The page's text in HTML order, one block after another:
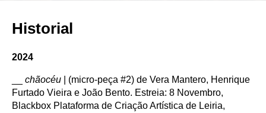
Historial
2024
chãocéu
| (micro-peça #2) de Vera Mantero, Henrique
Furtado Vieira e João Bento. Estreia: 8 Novembro,
Blackbox Plataforma de Criação Artística de Leiria,